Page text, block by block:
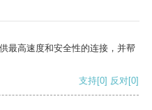
最高速度和安全性的连接，并帮
支持[0] 反对[0]